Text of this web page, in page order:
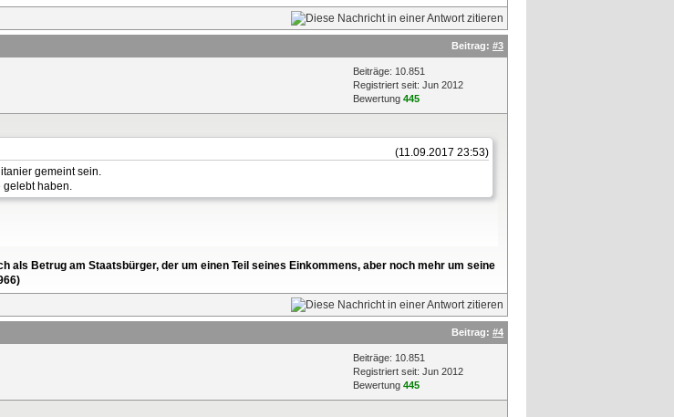
Beitrag: #3
Beiträge: 10.851
Registriert seit: Jun 2012
Bewertung 445
(11.09.2017 23:53)
gemeint sein.
gelebt haben.
Betrug am Staatsbürger, der um einen Teil seines Einkommens, aber noch mehr um seine
Beitrag: #4
Beiträge: 10.851
Registriert seit: Jun 2012
Bewertung 445